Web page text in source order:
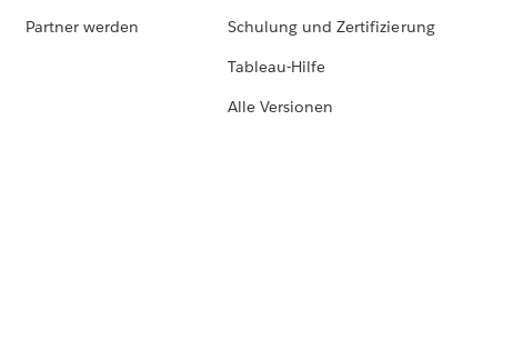
Partner werden
Schulung und Zertifizierung
Tableau-Hilfe
Alle Versionen